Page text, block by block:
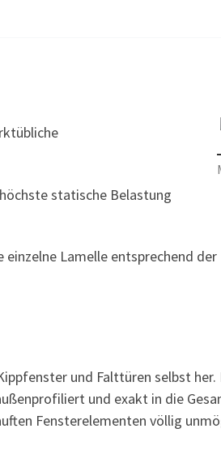
statische Belastung
Lamelle entsprechend
und Falttüren selbst her.
und exakt in die
Fensterelementen völlig